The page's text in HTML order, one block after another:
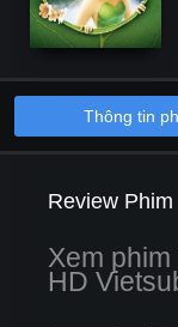
Thông tin
Review Phim
Xem
HD